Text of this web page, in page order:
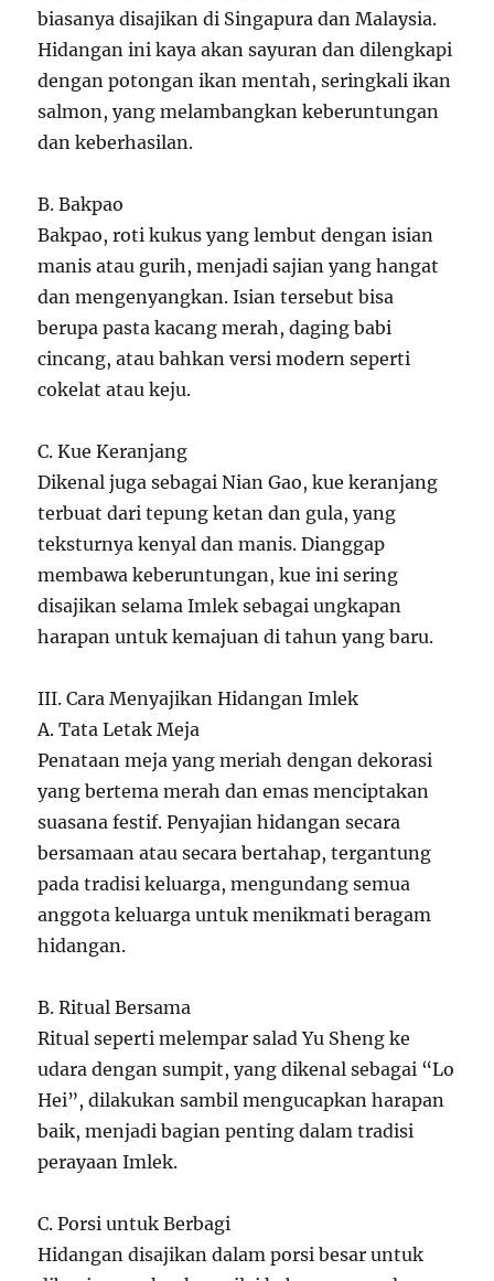
biasanya disajikan di Singapura dan Malaysia.
Hidangan ini kaya akan sayuran dan dilengkapi
dengan potongan ikan mentah, seringkali ikan
salmon, yang melambangkan keberuntungan
dan keberhasilan.
B. Bakpao
Bakpao, roti kukus yang lembut dengan isian
manis atau gurih, menjadi sajian yang hangat
dan mengenyangkan. Isian tersebut bisa
berupa pasta kacang merah, daging babi
cincang, atau bahkan versi modern seperti
cokelat atau keju.
C. Kue Keranjang
Dikenal juga sebagai Nian Gao, kue keranjang
terbuat dari tepung ketan dan gula, yang
teksturnya kenyal dan manis. Dianggap
membawa keberuntungan, kue ini sering
disajikan selama Imlek sebagai ungkapan
harapan untuk kemajuan di tahun yang baru.
III. Cara Menyajikan Hidangan Imlek
A. Tata Letak Meja
Penataan meja yang meriah dengan dekorasi
yang bertema merah dan emas menciptakan
suasana festif. Penyajian hidangan secara
bersamaan atau secara bertahap, tergantung
pada tradisi keluarga, mengundang semua
anggota keluarga untuk menikmati beragam
hidangan.
B. Ritual Bersama
Ritual seperti melempar salad Yu Sheng ke
udara dengan sumpit, yang dikenal sebagai “Lo
Hei”, dilakukan sambil mengucapkan harapan
baik, menjadi bagian penting dalam tradisi
perayaan Imlek.
C. Porsi untuk Berbagi
Hidangan disajikan dalam porsi besar untuk